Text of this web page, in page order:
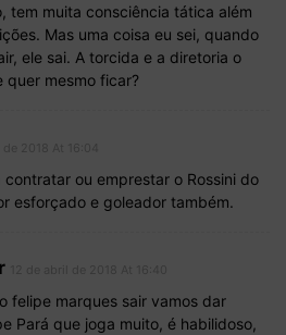
tem muita consciência tática além
Mas uma coisa eu sei, quando
ele sai. A torcida e a diretoria o
quer mesmo ficar?
contratar ou emprestar o Rossini do
esforçado e goleador também.
felipe marques sair vamos dar
Pará que joga muito, é habilidoso,